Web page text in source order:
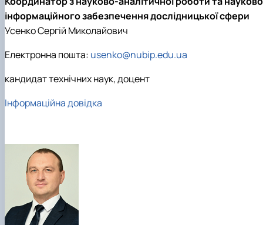
інформаційного забезпечення дослідницької сфери
Усенко Сергій Миколайович
Електронна пошта: usenko@nubip.edu.ua
кандидат технічних наук, доцент
Інформаційна довідка